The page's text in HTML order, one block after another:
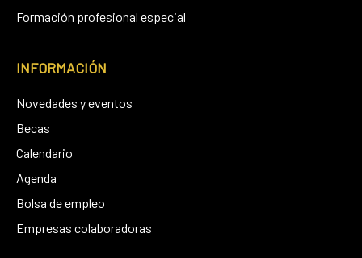
Formación profesional especial
INFORMACIÓN
Novedades y eventos
Becas
Calendario
Agenda
Bolsa de empleo
Empresas colaboradoras